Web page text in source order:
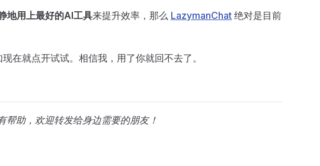
地用上最好的AI工具来提升效率，那么 LazymanChat 绝对是目前
在就点开试试。相信我，用了你就回不去了。
助，欢迎转发给身边需要的朋友！